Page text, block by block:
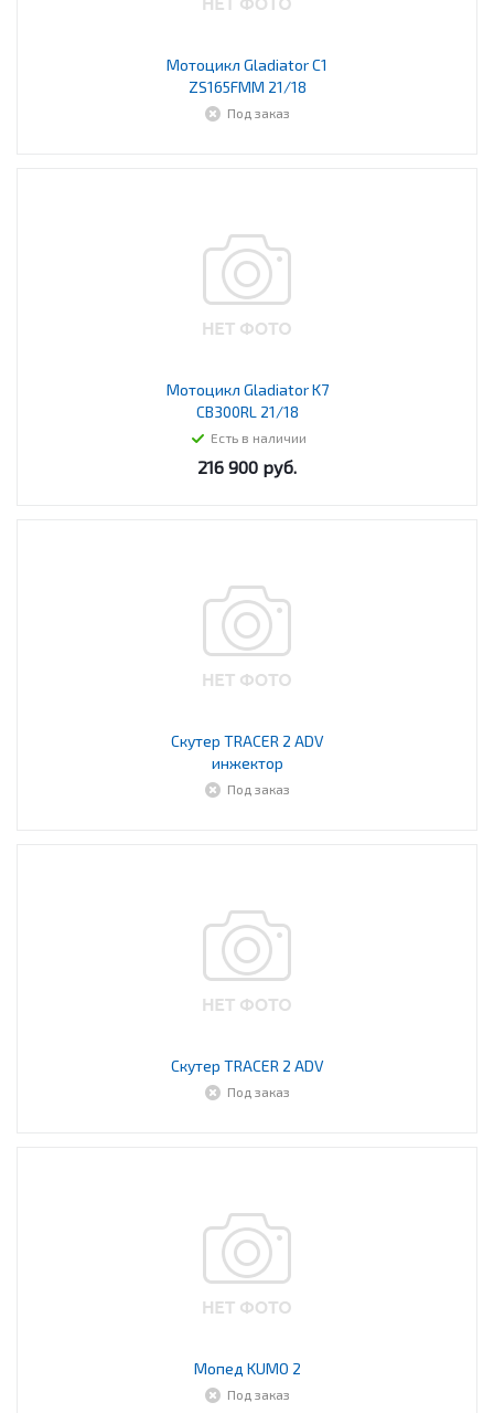
Мотоцикл Gladiator C1
ZS165FMM 21/18
Под заказ
Мотоцикл Gladiator K7
CB300RL 21/18
Есть в наличии
216 900 руб.
Скутер TRACER 2 ADV
инжектор
Под заказ
Скутер TRACER 2 ADV
Под заказ
Мопед KUMO 2
Под заказ